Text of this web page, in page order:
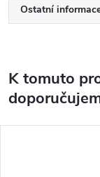
Ostatní
K tomuto